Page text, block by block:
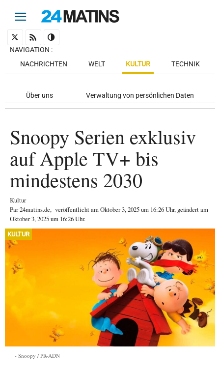
NAVIGATION :
NACHRICHTEN
WELT KULTUR TECHNIK
Über uns Verwaltung von persönlichen Daten
Snoopy Serien exklusiv
auf Apple TV+ bis
mindestens 2030
Kultur
Par24matins.de, veröffentlicht amOktober 3, 2025um 16:26 Uhr, geändert am
Oktober 3, 2025 um 16:26 Uhr.
KULTUR
Snoopy / PR-ADN